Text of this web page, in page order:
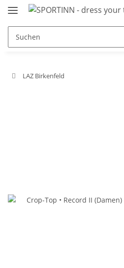
LAZ Birkenfeld